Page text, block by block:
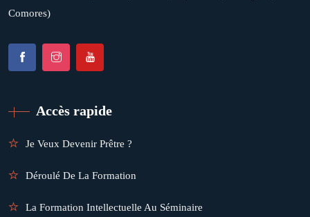
Comores)
Accès rapide
Je Veux Devenir Prêtre ?
Déroulé De La Formation
La Formation Intellectuelle Au Séminaire